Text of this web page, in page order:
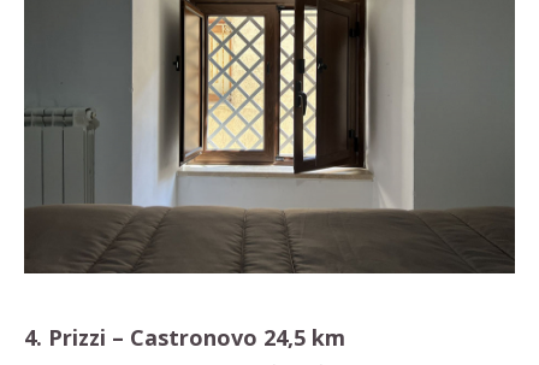
4. Prizzi – Castronovo 24,5 km